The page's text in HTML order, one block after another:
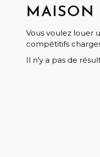
MAISON
Vous voulez louer
compétitifs
Il n'y a pas de